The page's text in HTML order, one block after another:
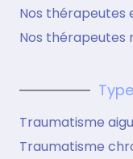
Nos thérapeutes
Nos thérapeutes
Traumatisme aigu
Traumatisme